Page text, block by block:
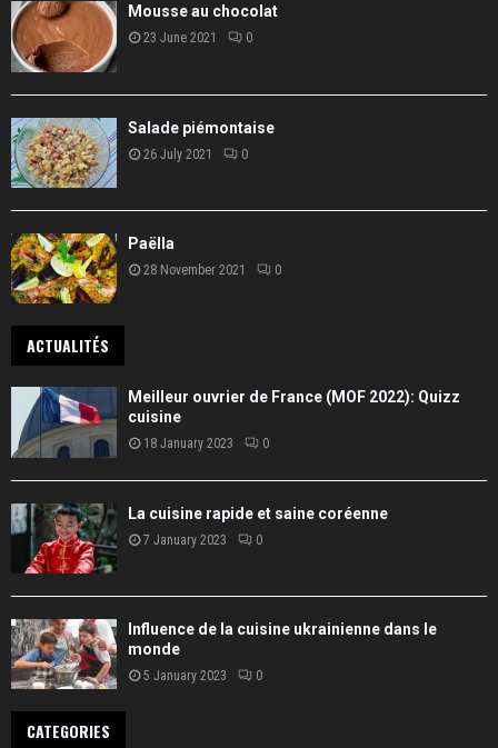
Mousse au chocolat
23 June 2021 0
Salade piémontaise
26 July 2021 0
Paëlla
28 November 2021 0
ACTUALITÉS
Meilleur ouvrier de France (MOF 2022): Quizz
cuisine
18 January 2023 0
La cuisine rapide et saine coréenne
7 January 2023 0
Influence de la cuisine ukrainienne dans le
monde
5 January 2023 0
CATEGORIES